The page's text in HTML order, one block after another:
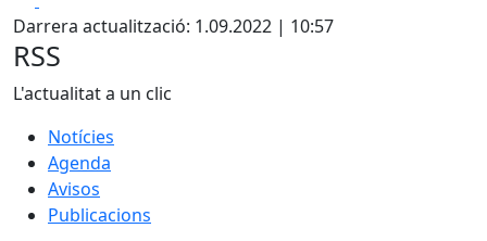
+
−
Darrera actualització: 1.09.2022 | 10:57
RSS
L'actualitat a un clic
Notícies
Agenda
Avisos
Publicacions